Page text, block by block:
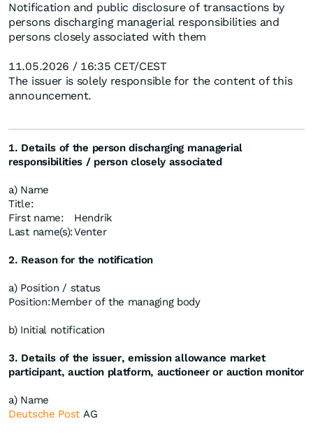
Notification and public disclosure of transactions by
persons discharging managerial responsibilities and
persons closely associated with them
11.05.2026 / 16:35 CET/CEST
The issuer is solely responsible for the content of this
announcement.
1. Details of the person discharging managerial
responsibilities / person closely associated
a) Name
Title:
First name:
Hendrik
Last name(s):Venter
2. Reason for the notification
a) Position / status
Position:Member of the managing body
b) Initial notification
3. Details of the issuer, emission allowance market
participant, auction platform, auctioneer or auction monitor
a) Name
Deutsche Post AG